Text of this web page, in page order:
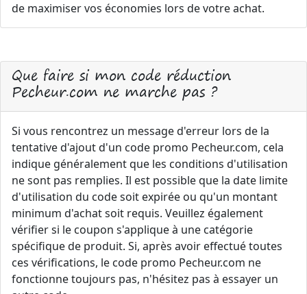
de maximiser vos économies lors de votre achat.
Que faire si mon code réduction
Pecheur.com ne marche pas ?
Si vous rencontrez un message d'erreur lors de la
tentative d'ajout d'un code promo Pecheur.com, cela
indique généralement que les conditions d'utilisation
ne sont pas remplies. Il est possible que la date limite
d'utilisation du code soit expirée ou qu'un montant
minimum d'achat soit requis. Veuillez également
vérifier si le coupon s'applique à une catégorie
spécifique de produit. Si, après avoir effectué toutes
ces vérifications, le code promo Pecheur.com ne
fonctionne toujours pas, n'hésitez pas à essayer un